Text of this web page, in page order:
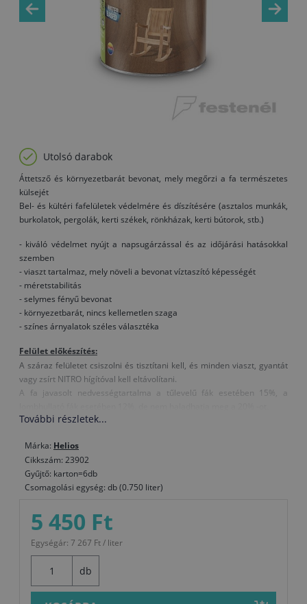
Utolsó darabok
Áttetsző és környezetbarát bevonat, mely megőrzi a fa természetes
külsejét
Bel- és kültéri fafelületek védelmére és díszítésére (asztalos munkák,
burkolatok, pergolák, kerti székek, rönkházak, kerti bútorok, stb.)
- kiváló védelmet nyújt a napsugárzással és az időjárási hatásokkal
szemben
- viaszt tartalmaz, mely növeli a bevonat víztaszító képességét
- méretstabilitás
- selymes fényű bevonat
- környezetbarát, nincs kellemetlen szaga
- színes árnyalatok széles választéka
Felület előkészítés:
A száraz felületet csiszolni és tisztítani kell, és minden viaszt, gyantát
vagy zsírt NITRO hígítóval kell eltávolítani.
A fa javasolt nedvességtartalma a tűlevelű fák esetében 15%, a
Felvitel módja: ecset, henger, szórás
Hígítás: vízzel, legfeljebb 10 %-ig
A festék, a levegő és a felület hőmérséklete legyen legalább +8°C.
Száradás (T = +20°C, relatív páratartalom 65 %): Száraz pormentes kb.
következő réteget kell felhordani.
Kiadósság: kb. 14 – 16 m2 / liter egy rétegben (a tényleges fogyás
függ a faanyag kezelésétől, típusától és a felvittel módjától)
Szerszámok tisztítása: használat után azonnal vízzel, a megszáradt
festéket NITRO hígítóval
Összetétel:
További részletek...
Márka: Helios
Cikkszám: 23902
Gyűjtő: karton=6db
Csomagolási egység: db (0.750 liter)
5 450 Ft
Egységár: 7 267 Ft / liter
db